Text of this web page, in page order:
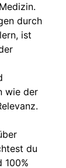
durch
ist
wie der
du
100%